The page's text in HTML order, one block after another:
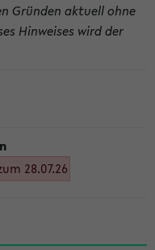
Gründen aktuell ohne
Hinweises wird der
28.07.26